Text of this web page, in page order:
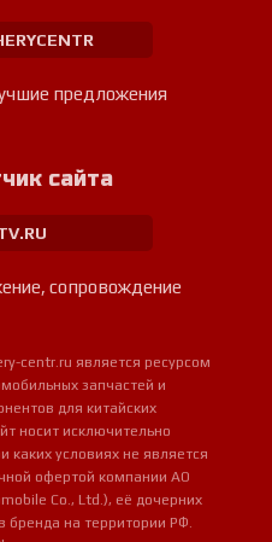
предложения
сайта
сопровождение
centr.ru является ресурсом
запчастей и
для китайских
носит исключительно
условиях не является
офертой компании АО
Co., Ltd.), её дочерних
бренда на территории РФ.